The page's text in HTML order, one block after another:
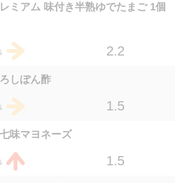
ミアム 味付き半熟ゆでたまご 1個
2.2
しぽん酢
1.5
味マヨネーズ
1.5